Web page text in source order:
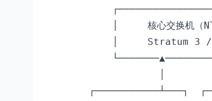
│     核心交换机（
│     Stratum 3 /
┌───────────┴───┐